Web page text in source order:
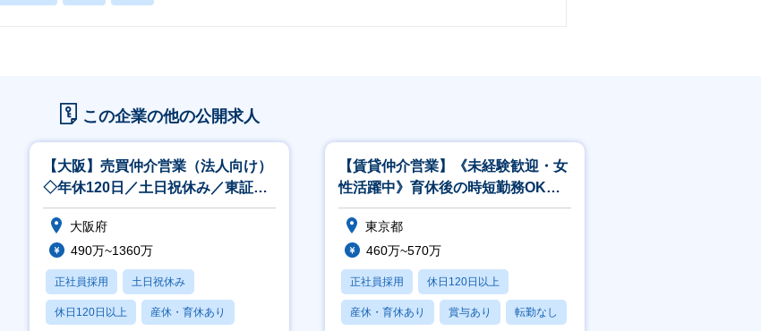
この企業の他の公開求人
【大阪】売買仲介営業（法人向け）
◇年休120日／土日祝休み／東証プ
ライム上場G
大阪府
490万~1360万
正社員採用 土日祝休み
休日120日以上 産休・育休あり
【賃貸仲介営業】《未経験歓迎・女
性活躍中》育休後の時短勤務OK！
復帰率100％★東証プライム東急G
東京都
460万~570万
正社員採用 休日120日以上
産休・育休あり 賞与あり 転勤なし